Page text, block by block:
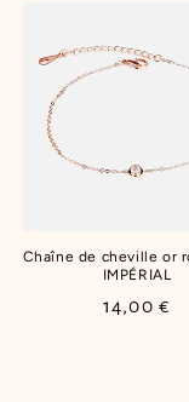
Chaîne de cheville or
IMPÉRIAL
Prix
14,00 €